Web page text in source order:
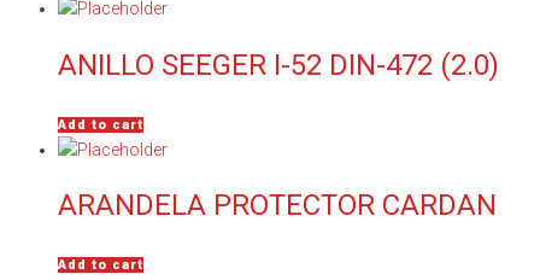
ANILLO SEEGER I-52 DIN-472 (2.0)
Add to cart
ARANDELA PROTECTOR CARDAN
Add to cart